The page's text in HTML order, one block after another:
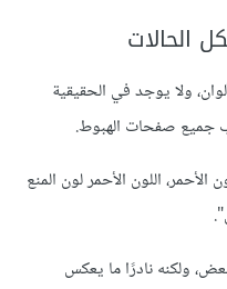
الحالات
ولا يوجد في الحقيقية
جميع صفحات الهبوط.
اللون الأحمر لون المنع
ولكنه نادرًا ما يعكس